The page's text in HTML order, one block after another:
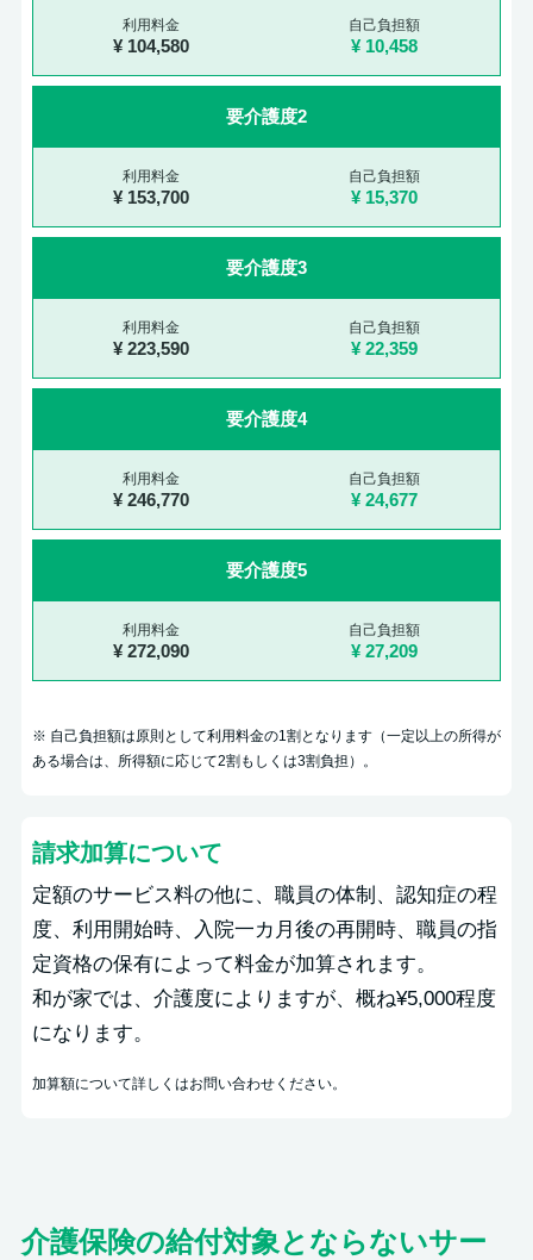
104,580 10,458
要介護度2
153,700 15,370
要介護度3
223,590 22,359
要介護度4
246,770 24,677
要介護度5
272,090 27,209
※ 自己負担額は原則として利用料金の1割となります（一定以上の所得が
ある場合は、所得額に応じて2割もしくは3割負担）。
請求加算について
定額のサービス料の他に、職員の体制、認知症の程
度、利用開始時、入院一カ月後の再開時、職員の指
定資格の保有によって料金が加算されます。
和が家では、介護度によりますが、概ね¥5,000程度
になります。
加算額について詳しくはお問い合わせください。
介護保険の給付対象とならないサー